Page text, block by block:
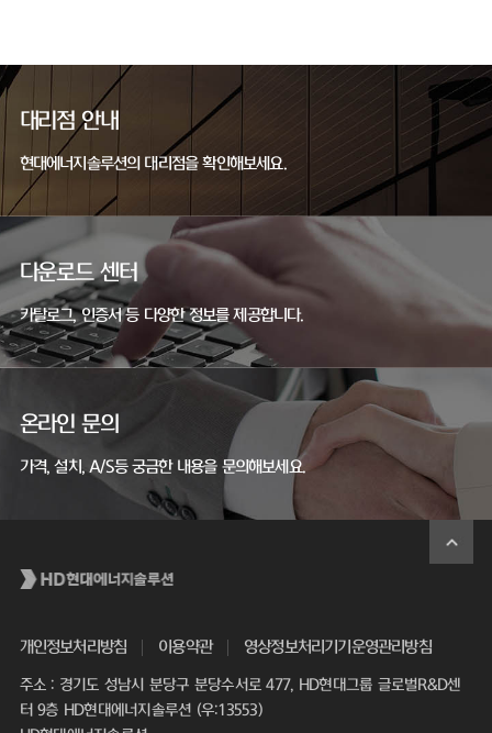
대리점 안내
현대에너지솔루션의 대리점을 확인해보세요.
다운로드 센터
카탈로그, 인증서 등 다양한 정보를 제공합니다.
온라인 문의
가격, 설치, A/S등 궁금한 내용을 문의해보세요.
개인정보처리방침 이용약관 영상정보처리기기운영관리방침
주소 : 경기도 성남시 분당구 분당수서로 477, HD현대그룹 글로벌R&D센
터 9층 HD현대에너지솔루션 (우:13553)